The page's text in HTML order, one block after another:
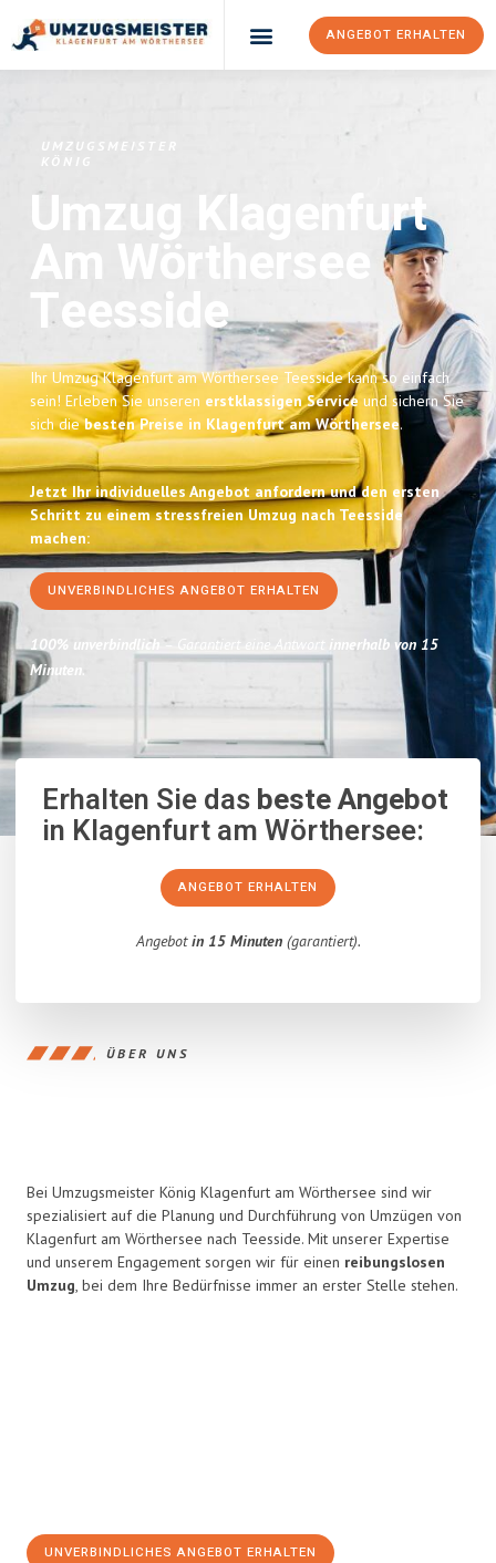
ANGEBOT ERHALTEN
UMZUGSMEISTER
KÖNIG
Umzug Klagenfurt
Am Wörthersee
Teesside
Ihr Umzug Klagenfurt am Wörthersee Teesside kann so einfach
sein! Erleben Sie unseren erstklassigen Service und sichern Sie
sich diebesten Preise in Klagenfurt am Wörthersee.
Jetzt Ihr individuelles Angebot anfordern und den ersten
Schritt zu einem stressfreien Umzug nach Teesside
machen:
UNVERBINDLICHES ANGEBOT ERHALTEN
100% unverbindlich – Garantiert eine Antwort
innerhalb von 15
Minuten.
Erhalten Sie dasbeste Angebot
in Klagenfurt am Wörthersee:
ANGEBOT ERHALTEN
Angebotin 15 Minuten(garantiert).
ÜBER UNS
Bei Umzugsmeister König Klagenfurt am Wörthersee sind wir
spezialisiert auf die Planung und Durchführung von Umzügen von
Klagenfurt am Wörthersee nach Teesside. Mit unserer Expertise
und unserem Engagement sorgen wir für einen reibungslosen
Umzug, bei dem Ihre Bedürfnisse immer an erster Stelle stehen.
UNVERBINDLICHES ANGEBOT ERHALTEN